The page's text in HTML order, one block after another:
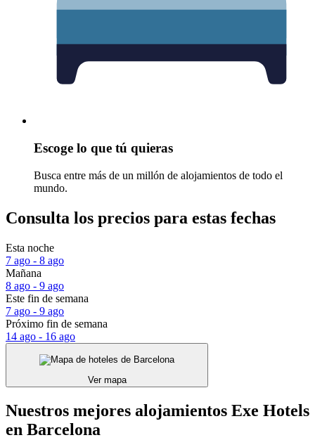
Escoge lo que tú quieras
Busca entre más de un millón de alojamientos de todo el
mundo.
Consulta los precios para estas fechas
Esta noche
7 ago - 8 ago
Mañana
8 ago - 9 ago
Este fin de semana
7 ago - 9 ago
Próximo fin de semana
14 ago - 16 ago
Ver mapa
Nuestros mejores alojamientos Exe Hotels
en Barcelona